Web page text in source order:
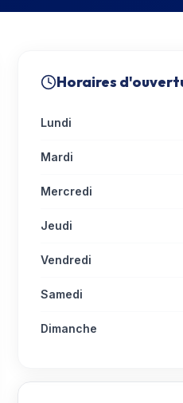
Horaires
Lundi
Mardi
Mercredi
Jeudi
Vendredi
Samedi
Dimanche